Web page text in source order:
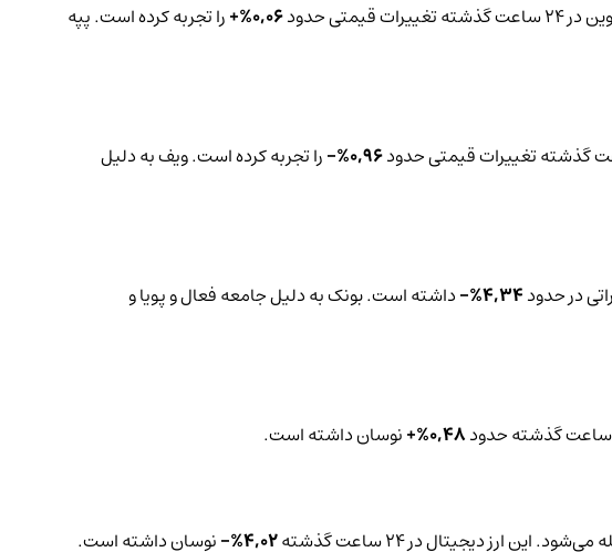
حدود 0,06%+
را تجربه کرده است. پپه
0,96%-
را تجربه کرده است. ویف به دلیل
4,34%-
داشته است. بونک به دلیل جامعه فعال و پویا و
0,48%+
نوسان داشته است.
این ارز دیجیتال در 24 ساعت گذشته 4,02%- نوسان داشته است.